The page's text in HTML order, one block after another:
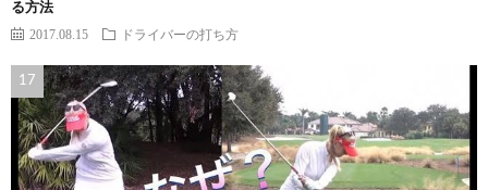
る方法
2017.08.15 ドライバーの打ち方